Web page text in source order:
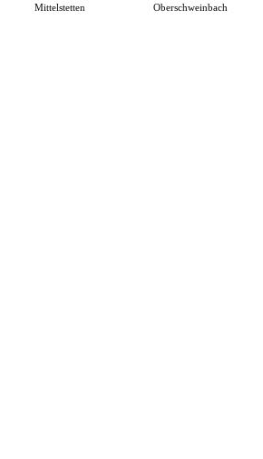
Mittelstetten Oberschweinbach